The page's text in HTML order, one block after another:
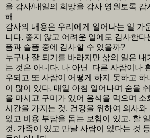
을 감사/내일의 희망을 감사 영원토록
해
감사의 내용은 우리에게 일어나는 일 가
니다. 좋지 않고 어려운 일에도 감사한
픔과 슬픔 중에 감사할 수 있을까?
누구나 잘 되기를 바라지만 삶의 일은 내
는 것은 아니다. 나 아닌 다른 사람이나
우되고 또 사람이 어떻게 하지 못하고 하
이 많이 있다. 매일 아침 일어나며 숨을
을 마시고 구미가 있어 음식을 먹으며
시간을 가지는 것, 건강을 위하여 의사와
있고 비용 부담을 돕는 보험이 있고, 할
것. 가족이 있고 만날 사람이 있다는 것